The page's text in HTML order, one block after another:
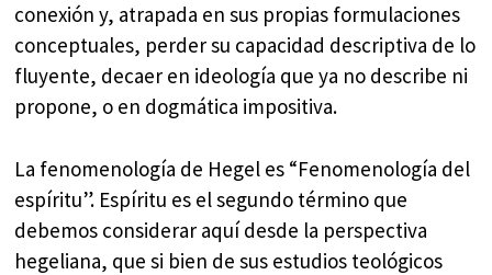
conexión y, atrapada en sus propias formulaciones
conceptuales, perder su capacidad descriptiva de lo
fluyente, decaer en ideología que ya no describe ni
propone, o en dogmática impositiva.
La fenomenología de Hegel es “Fenomenología del
espíritu”. Espíritu es el segundo término que
debemos considerar aquí desde la perspectiva
hegeliana, que si bien de sus estudios teológicos